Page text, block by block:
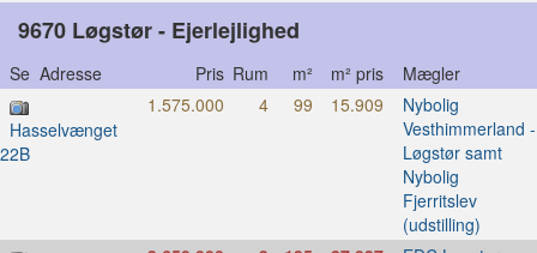
9670 Løgstør - Ejerlejlighed
Se Adresse Pris Rum m² m² pris Mægler
Hasselvænget
22B
1.575.000 4 99 15.909 Nybolig
Vesthimmerland -
Løgstør samt
Nybolig
Fjerritslev
(udstilling)